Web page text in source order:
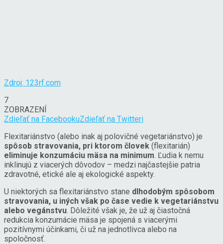
Zdroj: 123rf.com
7
ZOBRAZENÍ
Zdieľať na FacebookuZdieľať na Twitteri
Flexitariánstvo (alebo inak aj polovičné vegetariánstvo) je
spôsob stravovania, pri ktorom človek (flexitarián)
eliminuje konzumáciu mäsa na minimum . Ľudia k nemu
inklinujú z viacerých dôvodov – medzi najčastejšie patria
zdravotné, etické ale aj ekologické aspekty.
U niektorých sa flexitariánstvo stane dlhodobým spôsobom
stravovania, u iných však po čase vedie k vegetariánstvu
alebo vegánstvu . Dôležité však je, že už aj čiastočná
redukcia konzumácie mäsa je spojená s viacerými
pozitívnymi účinkami, či už na jednotlivca alebo na
spoločnosť.